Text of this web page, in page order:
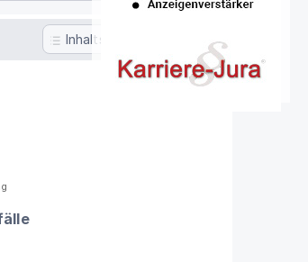
Inhaltsverzeichnis